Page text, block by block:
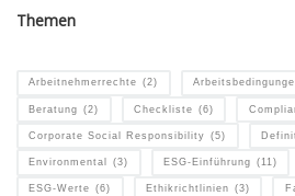
Themen
Arbeitnehmerrechte (2)
Beratung (2) Checkliste (6)
Corporate Social Responsibility (5)
Environmental (3) ESG-Einführung (11)
ESG-Werte (6) Ethikrichtlinien (3)